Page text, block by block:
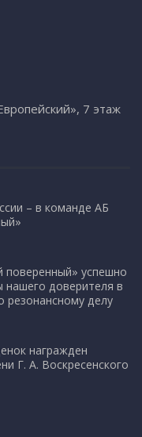
7 этаж
– в команде АБ
успешно
нашего доверителя в
делу
награжден
Г. А. Воскресенского